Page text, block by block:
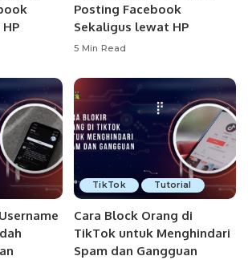
Posting Facebook
Sekaligus lewat HP
5 Min Read
TikTok Tutorial
Cara Block Orang di
TikTok untuk Menghindari
Spam dan Gangguan